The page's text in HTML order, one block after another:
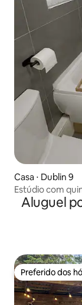
Casa ⋅ Dublin 9
Estúdio com
Aluguel
Preferido dos
Preferido dos